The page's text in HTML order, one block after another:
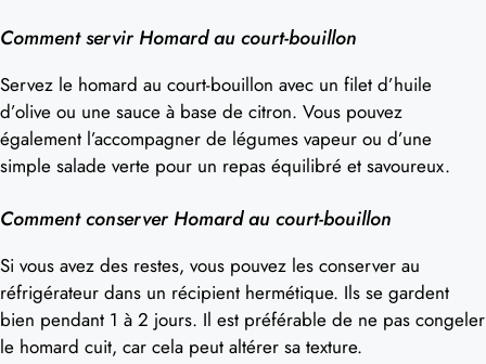
Comment servir Homard au court-bouillon
Servez le homard au court-bouillon avec un filet d’huile
d’olive ou une sauce à base de citron. Vous pouvez
également l’accompagner de légumes vapeur ou d’une
simple salade verte pour un repas équilibré et savoureux.
Comment conserver Homard au court-bouillon
Si vous avez des restes, vous pouvez les conserver au
réfrigérateur dans un récipient hermétique. Ils se gardent
bien pendant 1 à 2 jours. Il est préférable de ne pas congeler
le homard cuit, car cela peut altérer sa texture.